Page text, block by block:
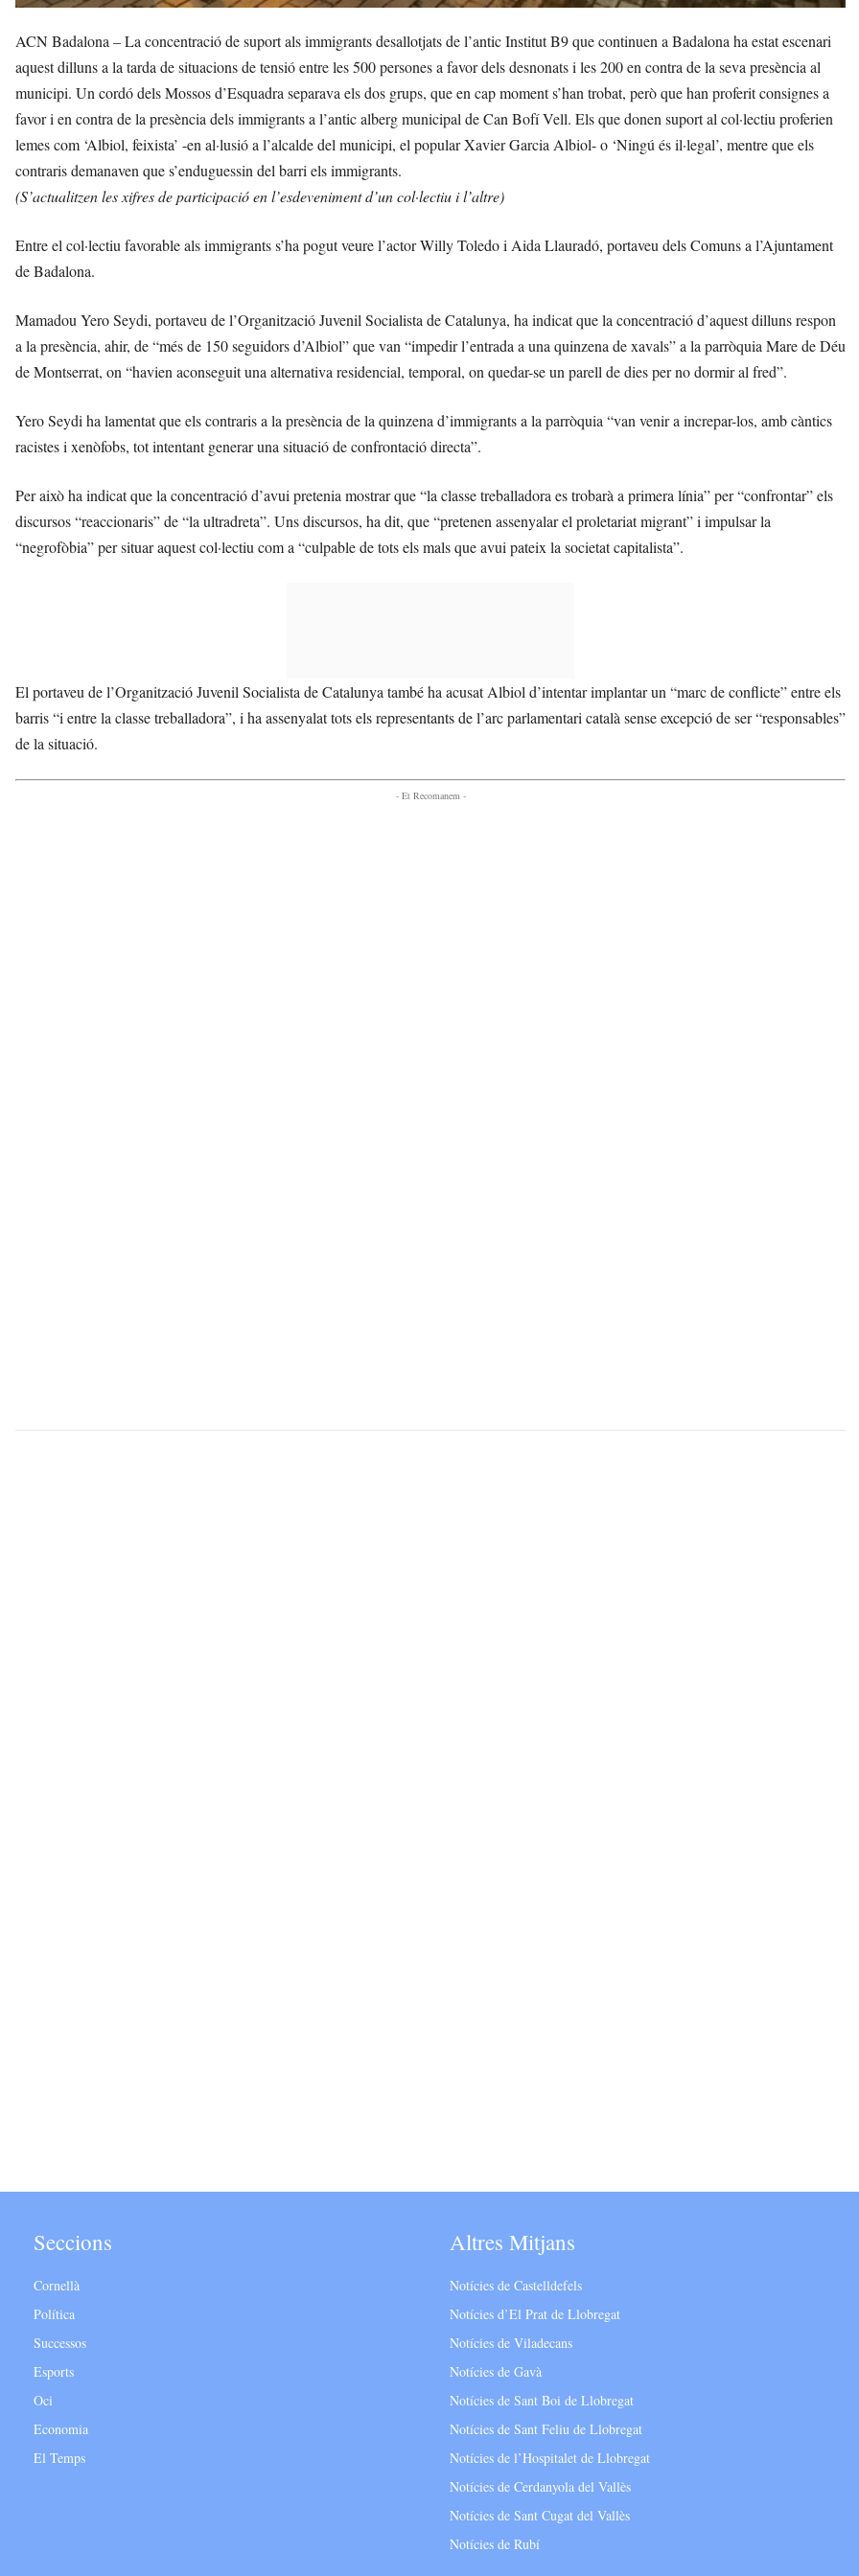
ACN Badalona – La concentració de suport als immigrants desallotjats de l’antic Institut B9 que continuen a Badalona ha estat escenari
aquest dilluns a la tarda de situacions de tensió entre les 500 persones a favor dels desnonats i les 200 en contra de la seva presència al
municipi. Un cordó dels Mossos d’Esquadra separava els dos grups, que en cap moment s’han trobat, però que han proferit consignes a
favor i en contra de la presència dels immigrants a l’antic alberg municipal de Can Bofí Vell. Els que donen suport al col·lectiu proferien
lemes com ‘Albiol, feixista’ -en al·lusió a l’alcalde del municipi, el popular Xavier Garcia Albiol- o ‘Ningú és il·legal’, mentre que els
contraris demanaven que s’enduguessin del barri els immigrants.
(S’actualitzen les xifres de participació en l’esdeveniment d’un col·lectiu i l’altre)
Entre el col·lectiu favorable als immigrants s’ha pogut veure l’actor Willy Toledo i Aida Llauradó, portaveu dels Comuns a l’Ajuntament
de Badalona.
Mamadou Yero Seydi, portaveu de l’Organització Juvenil Socialista de Catalunya, ha indicat que la concentració d’aquest dilluns respon
a la presència, ahir, de “més de 150 seguidors d’Albiol” que van “impedir l’entrada a una quinzena de xavals” a la parròquia Mare de Déu
de Montserrat, on “havien aconseguit una alternativa residencial, temporal, on quedar-se un parell de dies per no dormir al fred”.
Yero Seydi ha lamentat que els contraris a la presència de la quinzena d’immigrants a la parròquia “van venir a increpar-los, amb càntics
racistes i xenòfobs, tot intentant generar una situació de confrontació directa”.
Per això ha indicat que la concentració d’avui pretenia mostrar que “la classe treballadora es trobarà a primera línia” per “confrontar” els
discursos “reaccionaris” de “la ultradreta”. Uns discursos, ha dit, que “pretenen assenyalar el proletariat migrant” i impulsar la
“negrofòbia” per situar aquest col·lectiu com a “culpable de tots els mals que avui pateix la societat capitalista”.
El portaveu de l’Organització Juvenil Socialista de Catalunya també ha acusat Albiol d’intentar implantar un “marc de conflicte” entre els
barris “i entre la classe treballadora”, i ha assenyalat tots els representants de l’arc parlamentari català sense excepció de ser “responsables”
de la situació.
- Et Recomanem -
Seccions
Cornellà
Política
Successos
Esports
Oci
Economia
El Temps
Altres Mitjans
Notícies de Castelldefels
Notícies d’El Prat de Llobregat
Notícies de Viladecans
Notícies de Gavà
Notícies de Sant Boi de Llobregat
Notícies de Sant Feliu de Llobregat
Notícies de l’Hospitalet de Llobregat
Notícies de Cerdanyola del Vallès
Notícies de Sant Cugat del Vallès
Notícies de Rubí